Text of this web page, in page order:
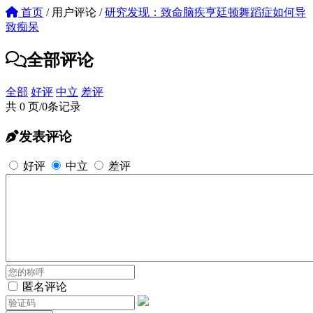
首页 /用户评论 / 研究发现：致命脑疾亨廷顿舞蹈症如何导
致痴呆
全部评论
全部 好评 中立 差评
共 0 页/0条记录
发表评论
好评 中立 差评
匿名评论